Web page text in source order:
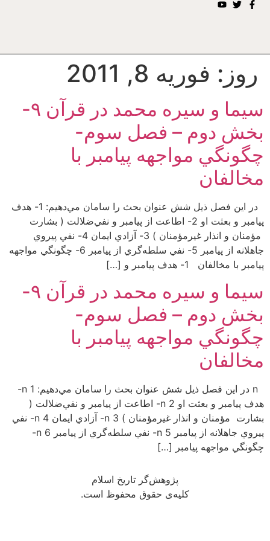
روز: فوریه 8, 2011
سیما و سیره محمد در قرآن ۹-
بخش دوم – فصل سوم-
چگونگي مواجهه پيامبر با
مخالفان
در اين فصل ذيل شش عنوان بحث را سامان مي‌دهيم: 1- هدف
پيامبر و بعثت او 2- اطاعت از پيامبر و نفي‌‌ضلالت ( بشارت
مؤمنان و انذار غيرمؤمنان ) 3- آزادي ايمان 4- نفي پيروي
جاهلانه از پيامبر 5- نفي سلطه‌گري از پيامبر 6- چگونگي مواجهه
پيامبر با مخالفان 1- هدف پيامبر و […]
سیما و سیره محمد در قرآن ۹-
بخش دوم – فصل سوم-
چگونگي مواجهه پيامبر با
مخالفان
n در اين فصل ذيل شش عنوان بحث را سامان مي‌دهيم: n 1-
هدف پيامبر و بعثت او n 2- اطاعت از پيامبر و نفي‌‌ضلالت (
بشارت مؤمنان و انذار غيرمؤمنان ) n 3- آزادي ايمان n 4- نفي
پيروي جاهلانه از پيامبر n 5- نفي سلطه‌گري از پيامبر n 6-
چگونگي مواجهه پيامبر […]
پژوهش‌گر تاریخ اسلام
کلیه‌ی حقوق محفوظ است.